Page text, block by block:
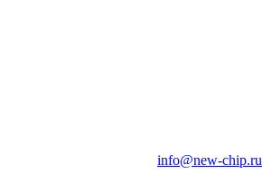
info@new-chip.ru